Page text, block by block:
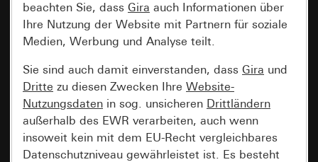
beachten Sie, dass Gira auch Informationen über
Ihre Nutzung der Website mit Partnern für soziale
Medien, Werbung und Analyse teilt.
Sie sind auch damit einverstanden, dass Gira und
Dritte zu diesen Zwecken Ihre Website-
Nutzungsdaten in sog. unsicheren Drittländern
außerhalb des EWR verarbeiten, auch wenn
insoweit kein mit dem EU-Recht vergleichbares
Datenschutzniveau gewährleistet ist. Es besteht